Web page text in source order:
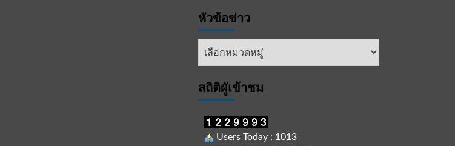
หัวข้อข่าว
หัวข้อ
สถิติผูัเข้าชม
Users Today : 1013